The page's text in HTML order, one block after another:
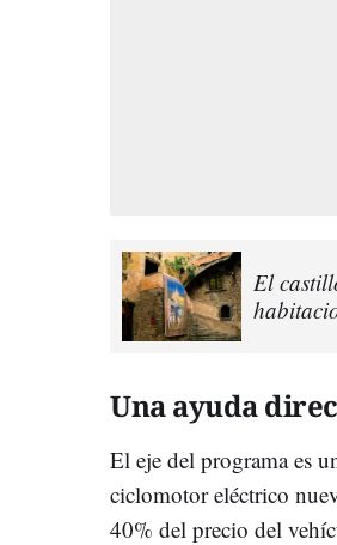
El
Una ayuda
El eje del programa es
ciclomotor eléctrico
40% del precio del